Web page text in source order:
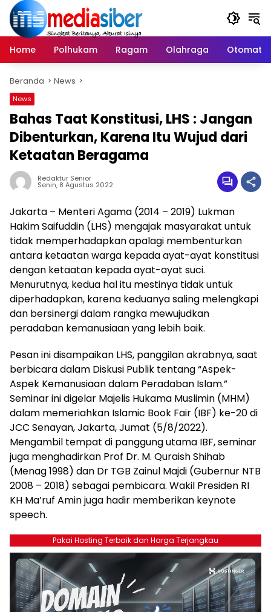
Langsung
konten
Home
Polhukam Ragam Olahraga Otomatif
Beranda News
News
Bahas Taat Konstitusi, LHS : Jangan
Dibenturkan, Karena Itu Wujud dari
Ketaatan Beragama
Redaktur Senior
Senin, 8 Agustus 2022
Jakarta – Menteri Agama (2014 – 2019) Lukman
Hakim Saifuddin (LHS) mengajak masyarakat untuk
tidak memperhadapkan apalagi membenturkan
antara ketaatan warga kepada ayat-ayat konstitusi
dengan ketaatan kepada ayat-ayat suci.
Menurutnya, kedua hal itu mestinya tidak untuk
diperhadapkan, karena keduanya saling melengkapi
dan bersinergi dalam rangka mewujudkan
peradaban kemanusiaan yang lebih baik.
Pesan ini disampaikan LHS, panggilan akrabnya, saat
berbicara dalam Diskusi Publik tentang “Aspek-
Aspek Kemanusiaan dalam Peradaban Islam.”
Seminar ini digelar Majelis Hukama Muslimin (MHM)
dalam memeriahkan Islamic Book Fair (IBF) ke-20 di
JCC Senayan, Jakarta, Jumat (5/8/2022).
Mengambil tempat di panggung utama IBF, seminar
juga menghadirkan Prof Dr. M. Quraish Shihab
(Menag 1998) dan Dr TGB Zainul Majdi (Gubernur NTB
2008 – 2018) sebagai pembicara. Wakil Presiden RI
KH Ma’ruf Amin juga hadir memberikan keynote
speech.
Pakai Hosting Terbaik dan Harga Terjangkau